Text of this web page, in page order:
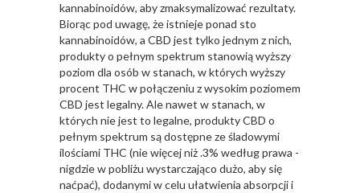
kannabinoidów, aby zmaksymalizować rezultaty.
Biorąc pod uwagę, że istnieje ponad sto
kannabinoidów, a CBD jest tylko jednym z nich,
produkty o pełnym spektrum stanowią wyższy
poziom dla osób w stanach, w których wyższy
procent THC w połączeniu z wysokim poziomem
CBD jest legalny. Ale nawet w stanach, w
których nie jest to legalne, produkty CBD o
pełnym spektrum są dostępne ze śladowymi
ilościami THC (nie więcej niż .3% według prawa -
nigdzie w pobliżu wystarczająco dużo, aby się
naćpać), dodanymi w celu ułatwienia absorpcji i